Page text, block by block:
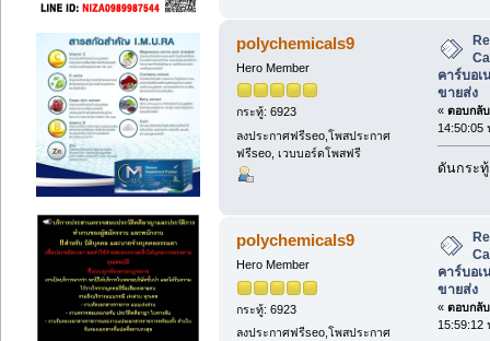
polychemicals9
Hero Member
กระทู้: 6923
ลงประกาศฟรีseo,โพสประกาศ
ฟรีseo, เวบบอร์ดโพสฟรี
คาร์บอเ
ขายส่ง
« ตอบกลั
14:50:05
ดันกระทู้
polychemicals9
Hero Member
กระทู้: 6923
ลงประกาศฟรีseo,โพสประกาศ
คาร์บอเ
ขายส่ง
« ตอบกลั
15:59:12